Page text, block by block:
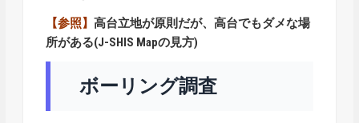
【参照】高台立地が原則だが、高台でもダメな場
所がある(J-SHIS Mapの見方)
ボーリング調査